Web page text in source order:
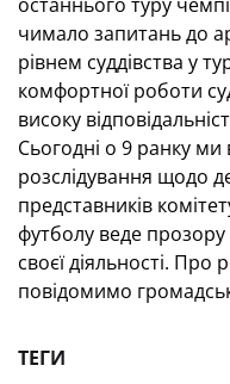
чимало запитань до
рівнем суддівства у
комфортної роботи
високу
Сьогодні о 9 ранку ми
розслідування щодо
представників
футболу веде прозору
своєї діяльності. Про
повідомимо
ТЕГИ